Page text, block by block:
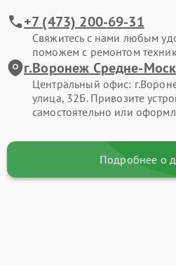
+7 (473) 200-69-31
Свяжитесь с нами любым
поможем с ремонтом
г.Воронеж Средне-
Центральный офис:
улица, 32Б. Привозите
самостоятельно или
Подробнее о